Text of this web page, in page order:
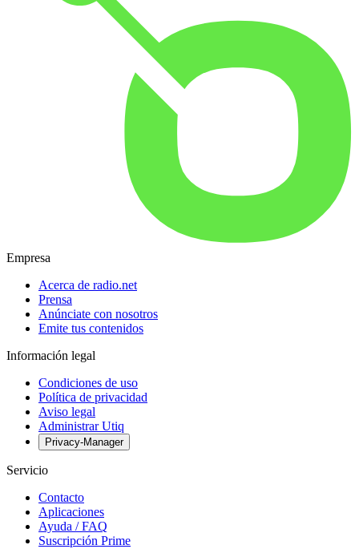
Empresa
Acerca de radio.net
Prensa
Anúnciate con nosotros
Emite tus contenidos
Información legal
Condiciones de uso
Política de privacidad
Aviso legal
Administrar Utiq
Privacy-Manager
Servicio
Contacto
Aplicaciones
Ayuda / FAQ
Suscripción Prime